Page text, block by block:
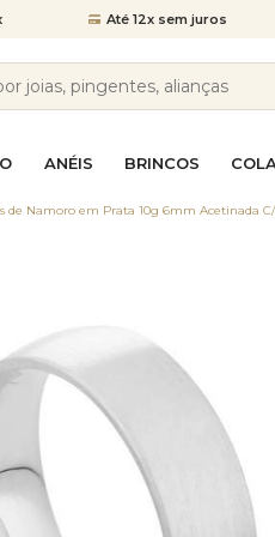
Até 12x sem juros
ANÉIS
Anel Solitário
Anéis de
BRINCOS
Brincos de Festa
Brincos Gota
Brincos Pequenos
Colares em Ouro
Corrente Elo
Corrente Singapura
Correntes em
Pingente Gota
Pingente Ponto
Pingentes de
Pulseiras em Ouro
Pulseiras
de Namoro em Prata 10g 6mm Acetinada C/